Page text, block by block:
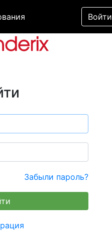
Войти
Забыли пароль?